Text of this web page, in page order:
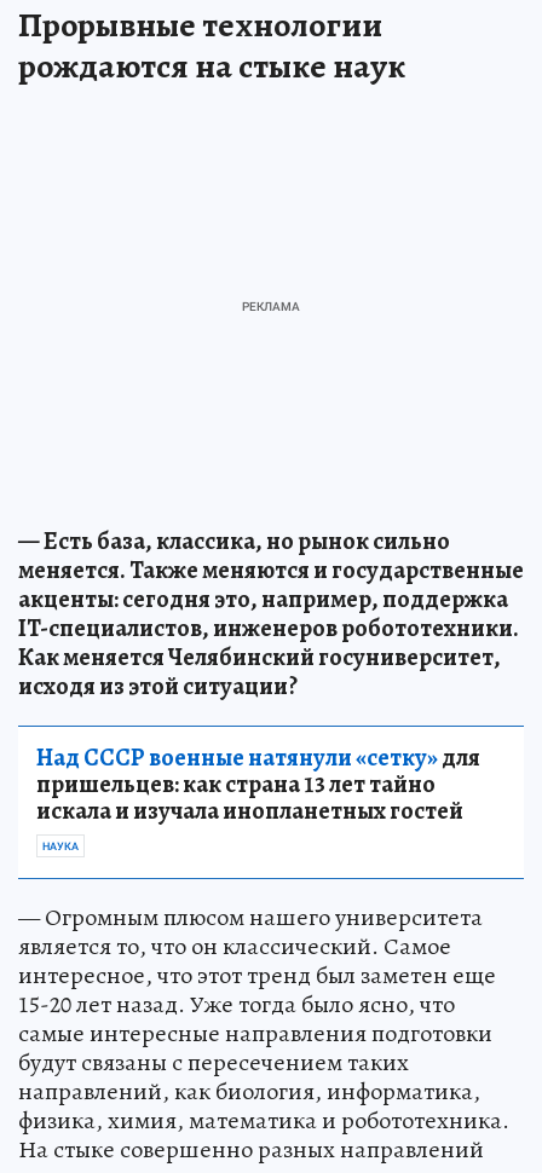
Прорывные технологии
рождаются на стыке наук
— Есть база, классика, но рынок сильно
меняется. Также меняются и государственные
акценты: сегодня это, например, поддержка
IT-специалистов, инженеров робототехники.
Как меняется Челябинский госуниверситет,
исходя из этой ситуации?
Над СССР военные натянули «сетку»для
пришельцев: как страна 13 лет тайно
искала и изучала инопланетных гостей
НАУКА
— Огромным плюсом нашего университета
является то, что он классический. Самое
интересное, что этот тренд был заметен еще
15-20 лет назад. Уже тогда было ясно, что
самые интересные направления подготовки
будут связаны с пересечением таких
направлений, как биология, информатика,
физика, химия, математика и робототехника.
На стыке совершенно разных направлений